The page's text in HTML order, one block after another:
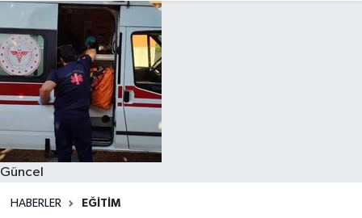
Güncel
HABERLER EĞITIM
Çorum Trafik Yoğunluk Haritası
Süper Lig Puan Durumu ve Fikstür
Tüm Manşetler
Son Dakika Haberleri
Haber Arşivi